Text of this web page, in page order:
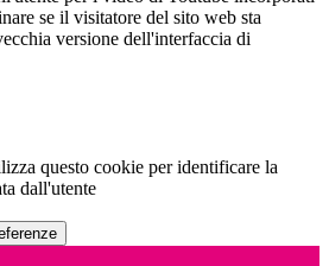
se il visitatore del sito web sta
versione dell'interfaccia di
questo cookie per identificare la
dall'utente